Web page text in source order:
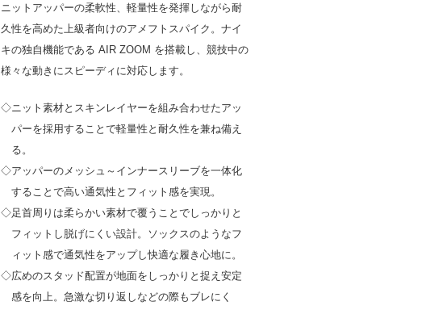
ニットアッパーの柔軟性、軽量性を発揮しながら耐
久性を高めた上級者向けのアメフトスパイク。ナイ
キの独自機能である AIR ZOOM を搭載し、競技中の
様々な動きにスピーディに対応します。
◇ニット素材とスキンレイヤーを組み合わせたアッ
パーを採用することで軽量性と耐久性を兼ね備え
る。
◇アッパーのメッシュ～インナースリーブを一体化
することで高い通気性とフィット感を実現。
◇足首周りは柔らかい素材で覆うことでしっかりと
フィットし脱げにくい設計。ソックスのようなフ
ィット感で通気性をアップし快適な履き心地に。
◇広めのスタッド配置が地面をしっかりと捉え安定
感を向上。急激な切り返しなどの際もブレにく